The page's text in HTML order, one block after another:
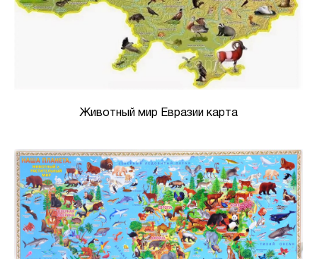
Животный мир Евразии карта